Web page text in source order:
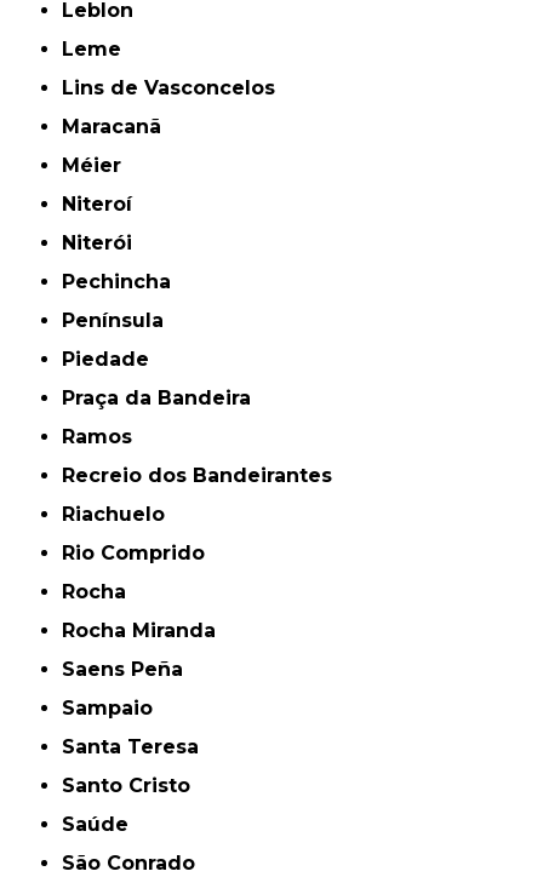
Leblon
Leme
Lins de Vasconcelos
Maracanã
Méier
Niteroí
Niterói
Pechincha
Península
Piedade
Praça da Bandeira
Ramos
Recreio dos Bandeirantes
Riachuelo
Rio Comprido
Rocha
Rocha Miranda
Saens Peña
Sampaio
Santa Teresa
Santo Cristo
Saúde
São Conrado